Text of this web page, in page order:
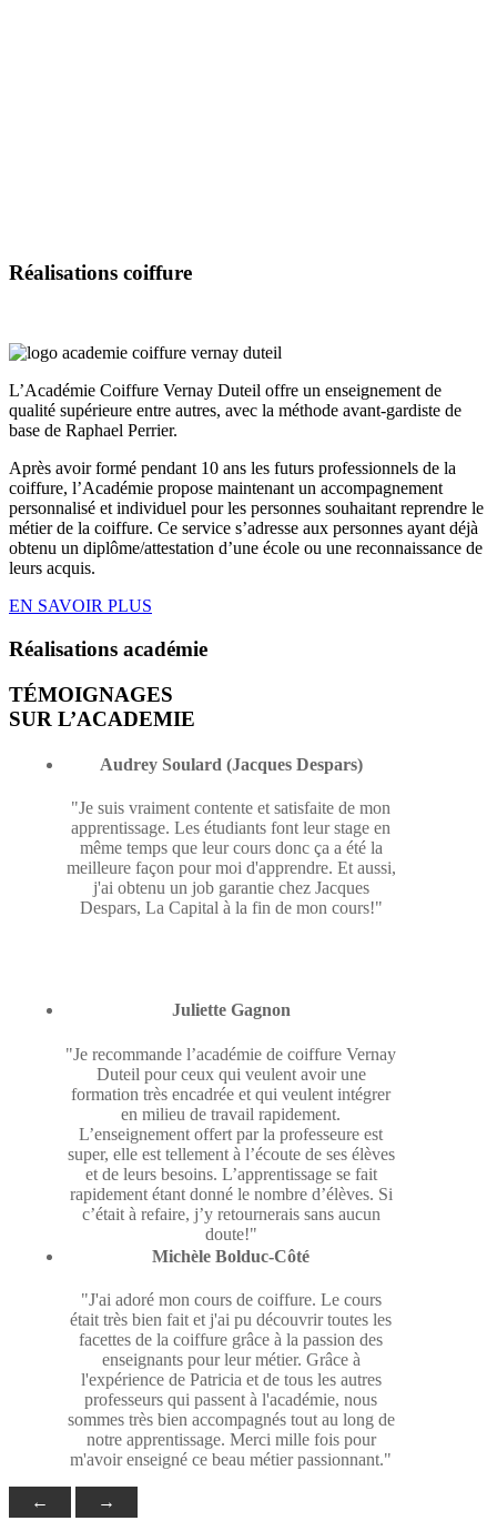
Réalisations coiffure
L’Académie Coiffure Vernay Duteil offre un enseignement de
qualité supérieure entre autres, avec la méthode avant-gardiste de
base de Raphael Perrier.
Après avoir formé pendant 10 ans les futurs professionnels de la
coiffure, l’Académie propose maintenant un accompagnement
personnalisé et individuel pour les personnes souhaitant reprendre le
métier de la coiffure. Ce service s’adresse aux personnes ayant déjà
obtenu un diplôme/attestation d’une école ou une reconnaissance de
leurs acquis.
EN SAVOIR PLUS
Réalisations académie
TÉMOIGNAGES
SUR L’ACADEMIE
Audrey Soulard (Jacques Despars)
"Je suis vraiment contente et satisfaite de mon
apprentissage. Les étudiants font leur stage en
même temps que leur cours donc ça a été la
meilleure façon pour moi d'apprendre. Et aussi,
j'ai obtenu un job garantie chez Jacques
Despars, La Capital à la fin de mon cours!"
Juliette Gagnon
"Je recommande l’académie de coiffure Vernay
Duteil pour ceux qui veulent avoir une
formation très encadrée et qui veulent intégrer
en milieu de travail rapidement.
L’enseignement offert par la professeure est
super, elle est tellement à l’écoute de ses élèves
et de leurs besoins. L’apprentissage se fait
rapidement étant donné le nombre d’élèves. Si
c’était à refaire, j’y retournerais sans aucun
doute!"
Michèle Bolduc-Côté
"J'ai adoré mon cours de coiffure. Le cours
était très bien fait et j'ai pu découvrir toutes les
facettes de la coiffure grâce à la passion des
enseignants pour leur métier. Grâce à
l'expérience de Patricia et de tous les autres
professeurs qui passent à l'académie, nous
sommes très bien accompagnés tout au long de
notre apprentissage. Merci mille fois pour
m'avoir enseigné ce beau métier passionnant."
← →